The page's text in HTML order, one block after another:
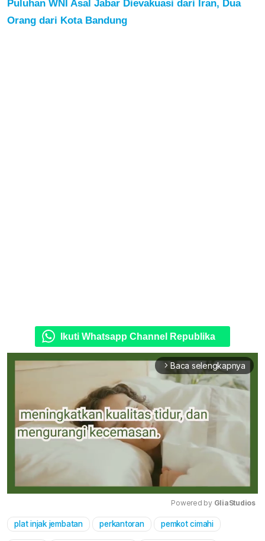
Puluhan WNI Asal Jabar Dievakuasi dari Iran, Dua
Orang dari Kota Bandung
Ikuti Whatsapp Channel Republika
arrow_forward_ios Baca selengkapnya
Mute
Powered by GliaStudios
plat injak jembatan perkantoran pemkot cimahi